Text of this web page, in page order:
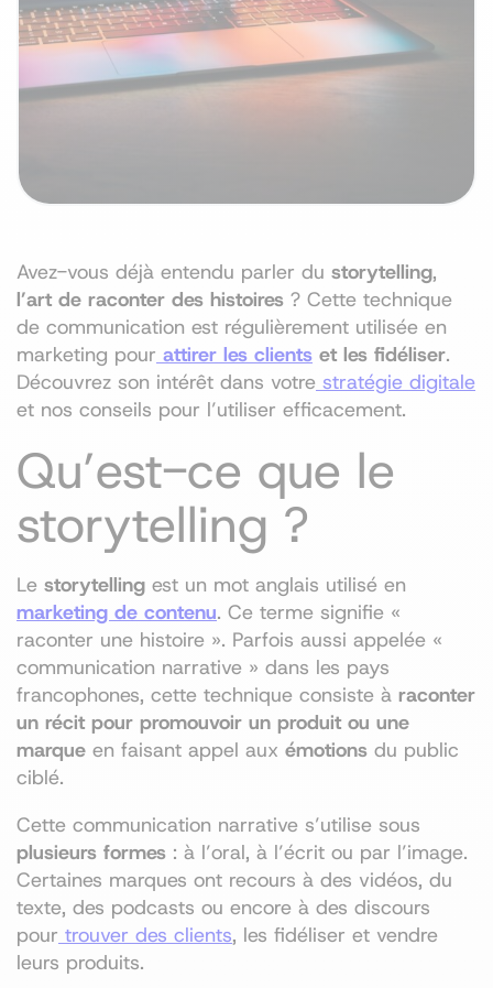
Avez-vous déjà entendu parler du storytelling,
l’art de raconter des histoires ? Cette technique
de communication est régulièrement utilisée en
marketing pour attirer les clients et les fidéliser.
Découvrez son intérêt dans votre stratégie digitale
et nos conseils pour l’utiliser efficacement.
Qu’est-ce que le
storytelling ?
Le storytelling est un mot anglais utilisé en
marketing de contenu. Ce terme signifie «
raconter une histoire ». Parfois aussi appelée «
communication narrative » dans les pays
francophones, cette technique consiste à raconter
un récit pour promouvoir un produit ou une
marque en faisant appel aux émotions du public
ciblé.
Cette communication narrative s’utilise sous
plusieurs formes : à l’oral, à l’écrit ou par l’image.
Certaines marques ont recours à des vidéos, du
texte, des podcasts ou encore à des discours
pour trouver des clients, les fidéliser et vendre
leurs produits.